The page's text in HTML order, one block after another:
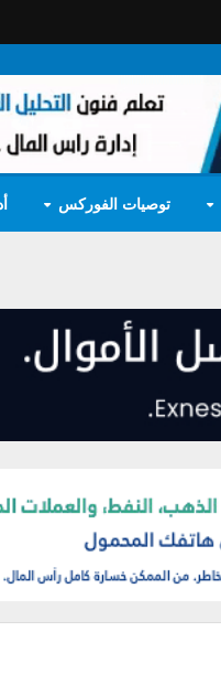
توصيات الفوركس